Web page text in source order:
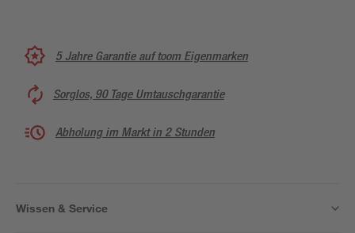
5 Jahre Garantie auf toom Eigenmarken
Sorglos, 90 Tage Umtauschgarantie
Abholung im Markt in 2 Stunden
Wissen & Service